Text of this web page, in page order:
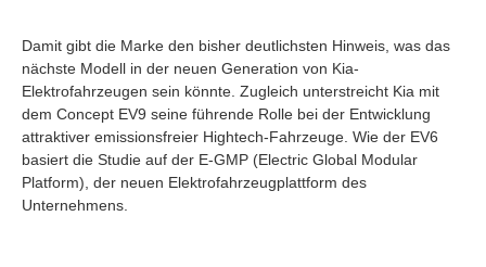
Damit gibt die Marke den bisher deutlichsten Hinweis, was das
nächste Modell in der neuen Generation von Kia-
Elektrofahrzeugen sein könnte. Zugleich unterstreicht Kia mit
dem Concept EV9 seine führende Rolle bei der Entwicklung
attraktiver emissionsfreier Hightech-Fahrzeuge. Wie der EV6
basiert die Studie auf der E-GMP (Electric Global Modular
Platform), der neuen Elektrofahrzeugplattform des
Unternehmens.